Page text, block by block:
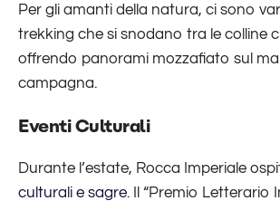
Per gli amanti della natura, ci sono
trekking che si snodano tra le colline
offrendo panorami mozzafiato sul
campagna.
Eventi Culturali
Durante l’estate, Rocca Imperiale
culturali e sagre. Il “Premio Letterario